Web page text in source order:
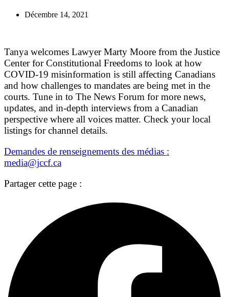
Décembre 14, 2021
Tanya welcomes Lawyer Marty Moore from the Justice
Center for Constitutional Freedoms to look at how
COVID-19 misinformation is still affecting Canadians
and how challenges to mandates are being met in the
courts. Tune in to The News Forum for more news,
updates, and in-depth interviews from a Canadian
perspective where all voices matter. Check your local
listings for channel details.
Demandes de renseignements des médias :
media@jccf.ca
Partager cette page :